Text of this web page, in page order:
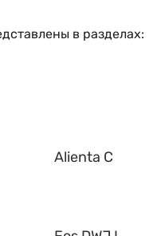
в разделах:
Alienta C